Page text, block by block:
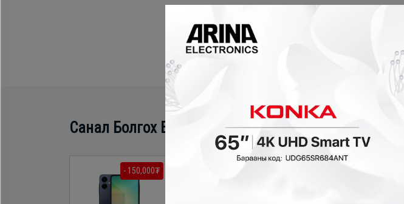
Санал Болгох Бүтээгдэхүүн
- 150,000₮